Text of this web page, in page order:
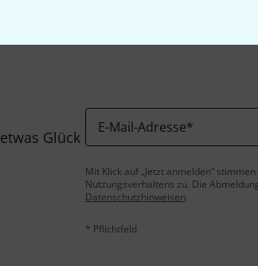
Glück
E-Mail-Adresse*
Mit Klick auf „Jetzt anmelden“
Nutzungsverhaltens zu. Die
Datenschutzhinweisen.
* Pflichtfeld